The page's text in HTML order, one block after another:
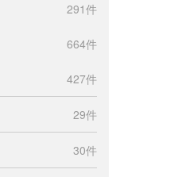
291件
664件
427件
29件
30件